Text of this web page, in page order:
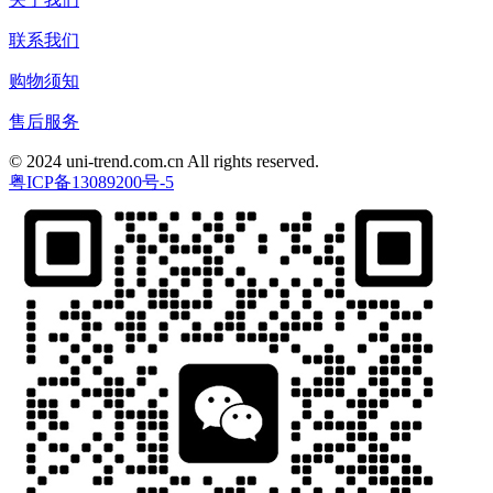
联系我们
购物须知
售后服务
© 2024 uni-trend.com.cn All rights reserved.
粤ICP备13089200号-5